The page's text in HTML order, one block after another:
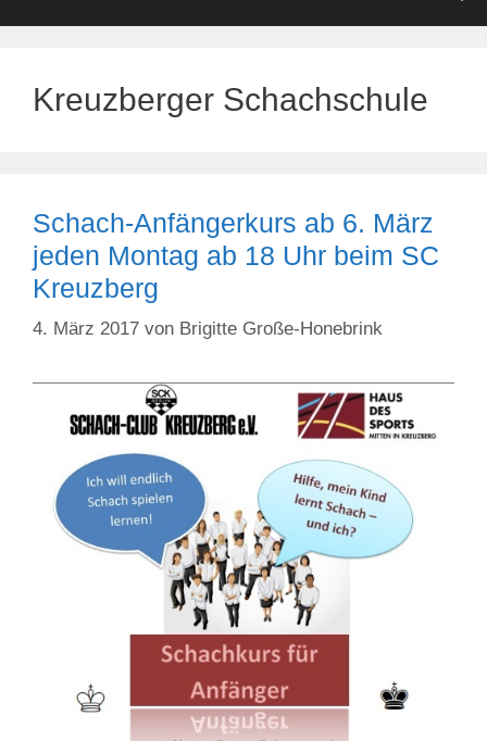
Kreuzberger Schachschule
Schach-Anfängerkurs ab 6. März
jeden Montag ab 18 Uhr beim SC
Kreuzberg
4. März 2017 von Brigitte Große-Honebrink